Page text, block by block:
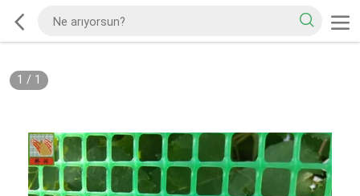
1 / 1